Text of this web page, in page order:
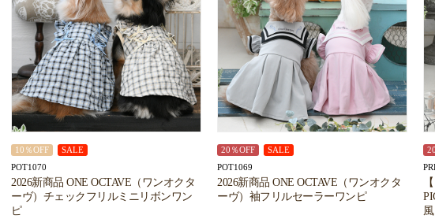
10％OFF SALE
POT1070
2026新商品 ONE OCTAVE（ワンオクタ
ーヴ）チェックフリルミニリボンワン
ピ
20％OFF SALE
POT1069
2026新商品 ONE OCTAVE（ワンオクタ
ーヴ）袖フリルセーラーワンピ